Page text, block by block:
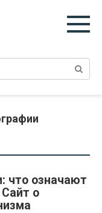
что означают
о